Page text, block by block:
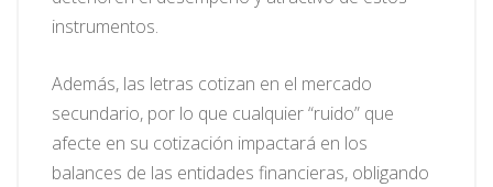
instrumentos.
Además, las letras cotizan en el mercado
secundario, por lo que cualquier “ruido” que
afecte en su cotización impactará en los
balances de las entidades financieras, obligando